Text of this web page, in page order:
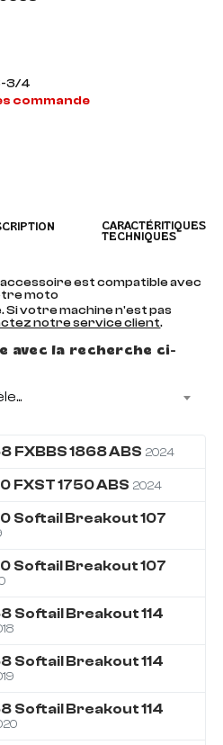
3/4
commande
CARACTÉRITIQUES
TECHNIQUES
est compatible avec
moto
Si votre machine n'est pas
notre service client.
avec la recherche ci-
FXBBS 1868 ABS 2024
FXST 1750 ABS 2024
Softail Breakout 107
Softail Breakout 107
Softail Breakout 114
Softail Breakout 114
Softail Breakout 114